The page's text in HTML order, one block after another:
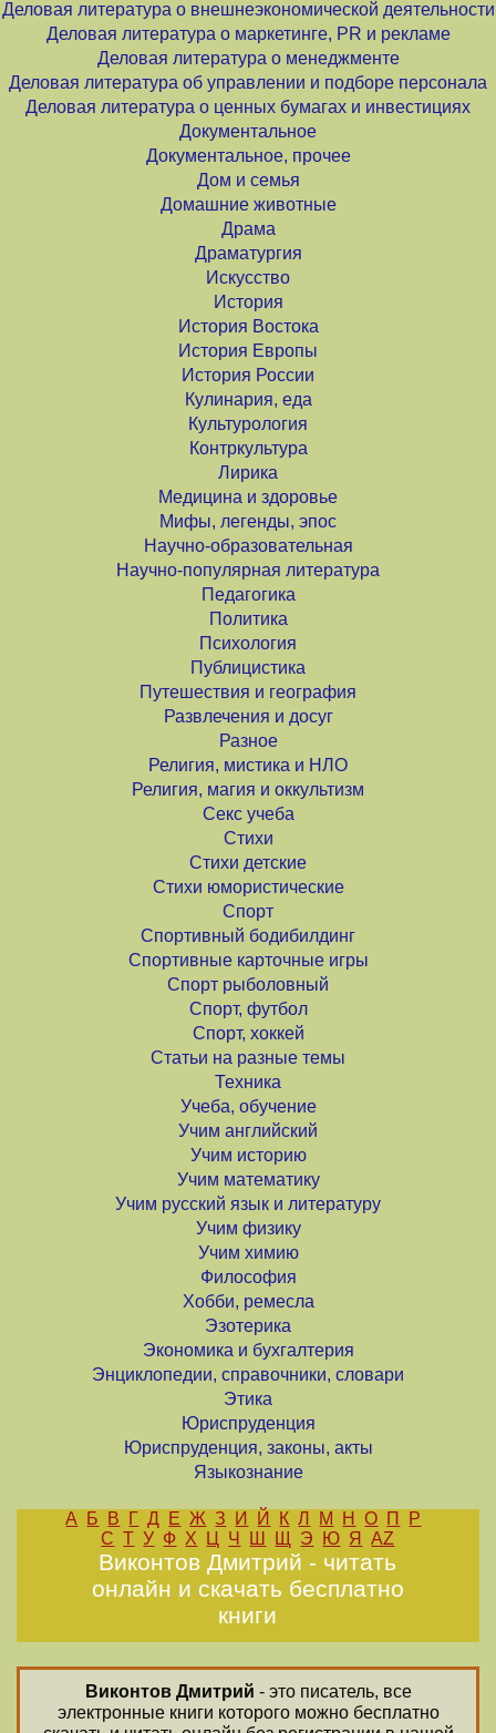
Деловая литература о внешнеэкономической деятельности
Деловая литература о маркетинге, PR и рекламе
Деловая литература о менеджменте
Деловая литература об управлении и подборе персонала
Деловая литература о ценных бумагах и инвестициях
Документальное
Документальное, прочее
Дом и семья
Домашние животные
Драма
Драматургия
Искусство
История
История Востока
История Европы
История России
Кулинария, еда
Культурология
Контркультура
Лирика
Медицина и здоровье
Мифы, легенды, эпос
Научно-образовательная
Научно-популярная литература
Педагогика
Политика
Психология
Публицистика
Путешествия и география
Развлечения и досуг
Разное
Религия, мистика и НЛО
Религия, магия и оккультизм
Секс учеба
Стихи
Стихи детские
Стихи юмористические
Спорт
Спортивный бодибилдинг
Спортивные карточные игры
Спорт рыболовный
Спорт, футбол
Спорт, хоккей
Статьи на разные темы
Техника
Учеба, обучение
Учим английский
Учим историю
Учим математику
Учим русский язык и литературу
Учим физику
Учим химию
Философия
Хобби, ремесла
Эзотерика
Экономика и бухгалтерия
Энциклопедии, справочники, словари
Этика
Юриспруденция
Юриспруденция, законы, акты
Языкознание
А Б В Г Д Е Ж З И Й К Л М Н О П
Р
С Т У Ф Х Ц Ч Ш Щ Э Ю Я AZ
Виконтов Дмитрий - читать
онлайн и скачать бесплатно
книги
Виконтов Дмитрий - это писатель, все
электронные книги которого можно бесплатно